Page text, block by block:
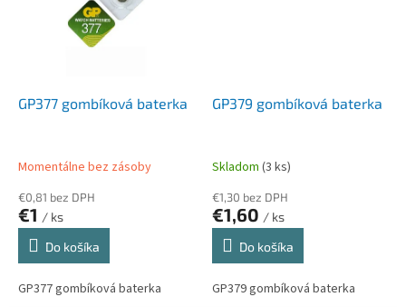
GP377 gombíková baterka
Momentálne bez zásoby
€0,81 bez DPH
€1 / ks
Do košíka
GP377 gombíková baterka
GP379 gombíková baterka
Skladom (3 ks)
€1,30 bez DPH
€1,60 / ks
Do košíka
GP379 gombíková baterka